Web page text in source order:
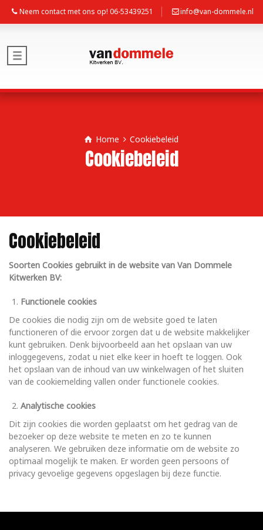
Neem contact met ons op! 06-53439251 info@van-dommele.nl
Home Cookiebeleid
Cookiebeleid
Cookiebeleid
Soorten Cookies gebruikt in de website van Van Dommele
Kitwerken BV:
Functionele cookies
De cookies die nodig zijn om de website goed te laten
functioneren of die ervoor zorgen dat u de website makkelijker
kunt gebruiken. Denk bijvoorbeeld aan het opslaan van uw
inloggegevens, zodat u niet elke keer in hoeft te loggen. Ook
het opslaan van de inhoud van uw winkelwagen of het sluiten
van de cookiemelding vallen onder functionele cookies.
Analytische cookies
Dit zijn cookies die worden geplaatst om het gedrag van de
bezoeker op deze website te meten en zo te kunnen
analyseren. We gebruiken deze informatie om de website zo
optimaal mogelijk te maken. Er worden geen persoons of
privacy gevoelige gegevens opgeslagen bij deze functie.